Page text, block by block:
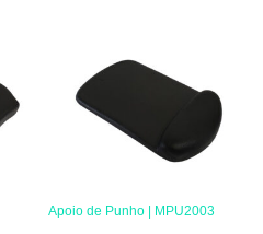
Apoio de Punho | MPU2003